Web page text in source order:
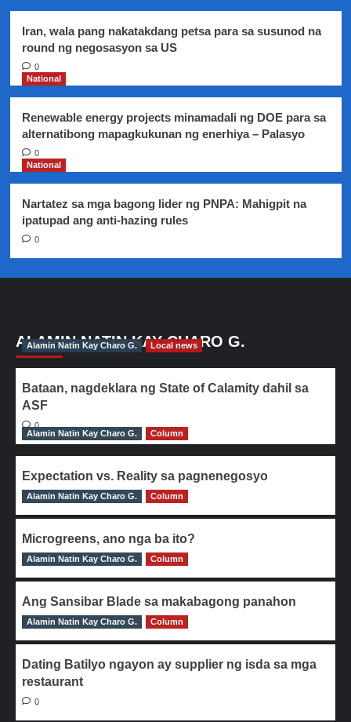
Iran, wala pang nakatakdang petsa para sa susunod na
round ng negosasyon sa US
0
National
Renewable energy projects minamadali ng DOE para sa
alternatibong mapagkukunan ng enerhiya – Palasyo
0
National
Nartatez sa mga bagong lider ng PNPA: Mahigpit na
ipatupad ang anti-hazing rules
0
ALAMIN NATIN KAY CHARO G.
Alamin Natin Kay Charo G. Local news
Bataan, nagdeklara ng State of Calamity dahil sa
ASF
0
Alamin Natin Kay Charo G.
Column
Expectation vs. Reality sa pagnenegosyo
0
Alamin Natin Kay Charo G. Column
Microgreens, ano nga ba ito?
0
Alamin Natin Kay Charo G. Column
Ang Sansibar Blade sa makabagong panahon
0
Alamin Natin Kay Charo G. Column
Dating Batilyo ngayon ay supplier ng isda sa mga
restaurant
0